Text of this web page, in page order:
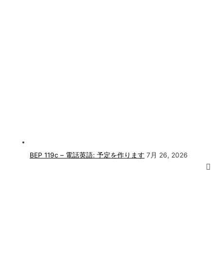
BEP 119c – 電話英語: 予定を作ります 7月 26, 2026